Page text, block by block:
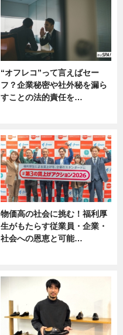
“オフレコ”って言えばセー
フ？企業秘密や社外秘を漏ら
すことの法的責任を…
物価高の社会に挑む！福利厚
生がもたらす従業員・企業・
社会への恩恵と可能…